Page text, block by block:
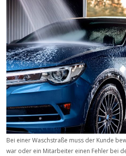
Bei einer Waschstraße muss der Kunde
war oder ein Mitarbeiter einen Fehler bei